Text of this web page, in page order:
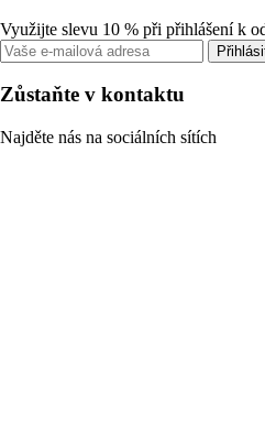
Využijte slevu 10 % při přihlášení k
Zůstaňte v kontaktu
Najděte nás na sociálních sítích